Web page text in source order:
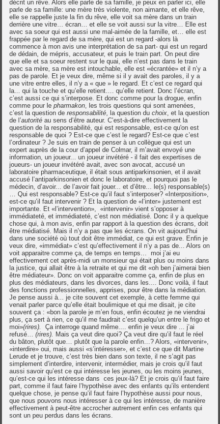
décrit un rêve. Alors elle parle de sa famille, je peux en parler ici, elle
parle de sa famille: une mère très violente, non aimante, et elle rêve,
elle se rappelle juste la fin du rêve, elle voit sa mère dans un train
derrière une vitre… écran… et elle se voit aussi sur la vitre… Elle est
avec sa soeur qui est aussi une mal-aimée de la famille, et… elle est
frappée par le regard de sa mère, qui est un regard -alors là
commence à mon avis une interprétation de sa part- qui est un regard
de dédain, de mépris, accusateur, et puis le train part. On peut dire
que elle et sa soeur restent sur le quai, elle n’est pas dans le train
avec sa mère, sa mère est intouchable, elle est «écrantée» et il n’y a
pas de parole. Et je veux dire, même si il y avait des paroles, il y a
une vitre entre elles, il n’y a « que » le regard. Et c’est ce regard qui
la... qui la touche et qu’elle retient…. qu’elle retient. Donc l’écran,
c’est aussi ce qui s’interpose. Et donc comme pour la drogue, enfin
comme pour lepharmakon , les trois questions qui sont amenées,
c’est la question deresponsabilité , la question duchoix , et la question
de l’autorité au sens d’être auteur. C’est-à-dire effectivement la
question de la responsabilité, qui est responsable, est-ce qu'on est
responsable de quoi ? Est-ce que c’est le regard? Est-ce que c’est
l’ordinateur ? Je suis en train de penser à un collègue qui est un
expert auprès de la cour d’appel de Colmar, il m’avait envoyé une
information, un joueur... un joueur invétéré - il fait des expertises de
joueurs- un joueur invétéré avait, avec son avocat, accusé un
laboratoire pharmaceutique, il était sous antiparkinsonien, et il avait
accusé l’antiparkinsonien et donc le laboratoire, et pourquoi pas le
médecin, d’avoir... de l’avoir fait jouer... et d’être... le(s) responsable(s)
… Qui est responsable? Est-ce qu’il faut s’interposer? «Interposition»,
est-ce qu’il faut intervenir ? Et la question de «l’inter» justement est
importante. Et «l’intervention», «intervenir» vient s’opposer à
immédiateté, et immédiateté, c’est non médiatisé. Donc il y a quelque
chose qui, à mon avis, enfin par rapport à la question des écrans, doit
être médiatisé. Mais il n’y a pas que les écrans. On vit aujourd’hui
dans une société où tout doit être immédiat, ce qui est grave. Enfin je
veux dire, «immédiat» c’est qu’effectivement il n’y a pas de... Alors on
voit apparaitre comme ça, de temps en temps… moi j’ai eu
effectivement cet après-midi un monsieur qui était plus ou moins dans
la justice, qui allait être à la retraite et qui me dit «oh ben j’aimerai bien
être médiateur». Donc on voit apparaitre comme ça, enfin de plus en
plus des médiateurs, dans les divorces, dans les.... Donc voilà, il faut
des fonctions professionnelles, apprises, pour être dans la médiation.
Je pense aussi à... je cite souvent cet exemple, à cette femme qui
venait parler parce qu’elle était boulimique et qui me disait, je cite
souvent ça : «bon la parole je m’en fous, enfin écoutez je ne viendrai
plus, ça sert à rien, ce qu’il me faudrait c’est quelqu’un entre le frigo et
moi»(rires).
Ça interroge quand même.... enfin je veux dire ... j’ai
refusé…(rires).
Mais ça veut dire quoi? Ça veut dire qu’il faut le réel
du bâton, plutôt que… plutôt que la parole enfin…? Alors, «intervenir»,
«interdire» oui, mais aussi «s’intéresser», et c’est ce que dit Martine
Lerude et je trouve, c’est très bien dans son texte, il ne s’agit pas
simplement d’interdire, intervenir, intermédier, mais je crois qu’il faut
aussi savoir qu’est ce qui intéresse les jeunes, ou les moins jeunes,
qu’est-ce qui les intéresse dans ces jeux-là? Et je crois qu’il faut faire
part, comme il faut faire l’hypothèse avec des enfants qu’ils entendent
quelque chose, je pense qu’il faut faire l’hypothèse aussi pour nous,
que nous pouvons nous intéresser à ce qui les intéresse, de manière
effectivement à peut-être accrocher autrement enfin ces enfants qui
sont un peu perdus dans les écrans.